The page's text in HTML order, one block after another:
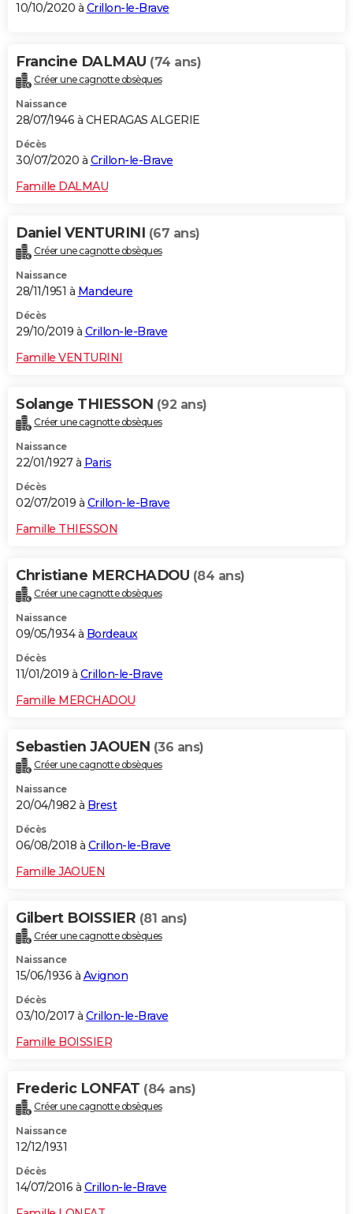
10/10/2020 à Crillon-le-Brave
Francine DALMAU (74 ans)
Créer une cagnotte obsèques
Naissance
28/07/1946 à CHERAGAS ALGERIE
Décès
30/07/2020 à Crillon-le-Brave
Famille DALMAU
Daniel VENTURINI (67 ans)
Créer une cagnotte obsèques
Naissance
28/11/1951 à Mandeure
Décès
29/10/2019 à Crillon-le-Brave
Famille VENTURINI
Solange THIESSON (92 ans)
Créer une cagnotte obsèques
Naissance
22/01/1927 à Paris
Décès
02/07/2019 à Crillon-le-Brave
Famille THIESSON
Christiane MERCHADOU (84 ans)
Créer une cagnotte obsèques
Naissance
09/05/1934 à Bordeaux
Décès
11/01/2019 à Crillon-le-Brave
Famille MERCHADOU
Sebastien JAOUEN (36 ans)
Créer une cagnotte obsèques
Naissance
20/04/1982 à Brest
Décès
06/08/2018 à Crillon-le-Brave
Famille JAOUEN
Gilbert BOISSIER (81 ans)
Créer une cagnotte obsèques
Naissance
15/06/1936 à Avignon
Décès
03/10/2017 à Crillon-le-Brave
Famille BOISSIER
Frederic LONFAT (84 ans)
Créer une cagnotte obsèques
Naissance
12/12/1931
Décès
14/07/2016 à Crillon-le-Brave